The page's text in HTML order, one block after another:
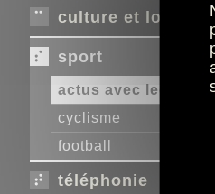
culture et loisirs
sport
actus avec
cyclisme
football
téléphonie